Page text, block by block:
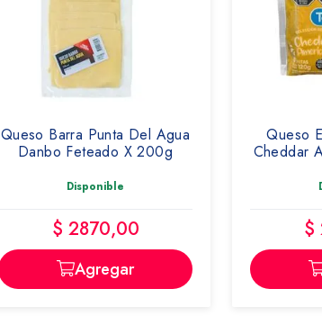
Queso Barra Punta Del Agua
Danbo Feteado X 200g
Disponible
$ 2870,00
Agregar
Queso
Cheddar
$